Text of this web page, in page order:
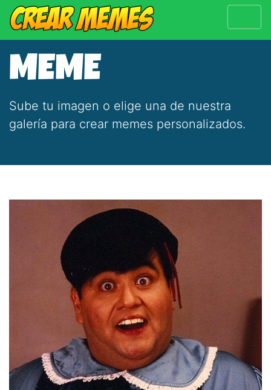
MEME
Sube tu imagen o elige una de nuestra
galería para crear memes personalizados.